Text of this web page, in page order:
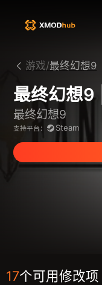
游戏/最终幻想9
最终幻想9
最终幻想9
支持平台： Steam
17个可用修改项